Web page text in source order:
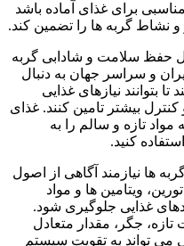
برای غذای آماده باشد
نشاط گربه‌ ها را تضمین کند.
حفظ سلامت و شادابی گربه‌
و سراسر جهان به دنبال
بتوانند نیازهای غذایی
کنترل بیشتر تامین کنند. غذای
تازه و سالم را به
کنید.
ها نیازمند آگاهی از اصول
ویتامین‌ ها و مواد
غذایی جلوگیری شود.
تازه، جگر، مقدار متعادل
تواند به تقویت سیستم